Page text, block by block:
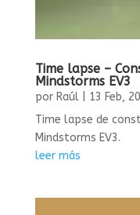
Time lapse –
Mindstorms EV3
por Raúl| 13 Feb,
Time lapse de
Mindstorms EV3.
leer más